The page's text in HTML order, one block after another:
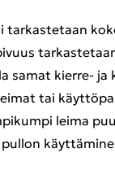
tar­kas­te­taan
samat kierre-​​
tai
leima